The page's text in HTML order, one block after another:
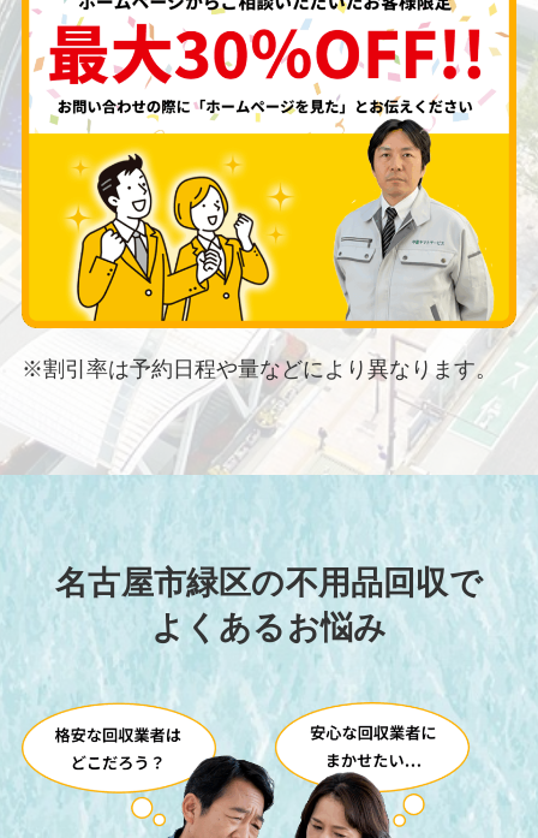
※割引率は予約日程や量などにより異なります。
名古屋市緑区の不用品回収で
よくあるお悩み